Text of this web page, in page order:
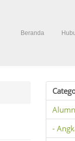
Beranda
-